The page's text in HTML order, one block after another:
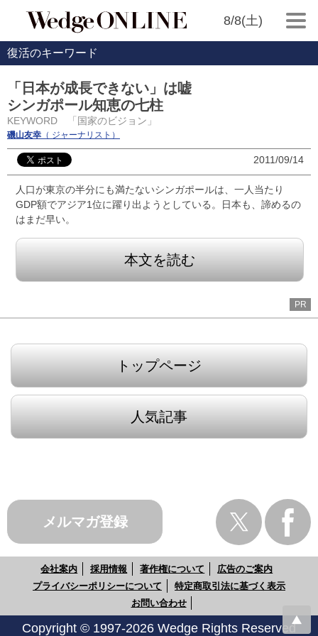
8/8(土)
復活のキーワード
「日本が成長できない」は嘘
シンガポール知恵の七柱
KEYWORD 「国家のビジョン」
磯山友幸 （ ジャーナリスト）
2011/09/14
人口が東京の半分にも満たないシンガポールは、一人当たり
GDP額でアジア1位に躍り出ようとしている。日本も、諦めるの
はまだ早い。
本文を読む
PR
トップページ
人気記事
メルマガ登録
会社案内 採用情報 著作権について
広告のご案内
プライバシーポリシーについて
特定商取引法に基づく表示
お問い合わせ
Copyright © 1997-2026 Wedge Rights Reserved